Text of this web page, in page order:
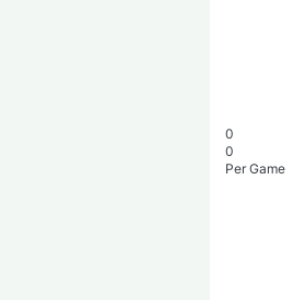
0
0
Per Game